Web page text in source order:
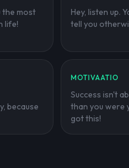
the most
life!
Hey, listen up.
tell you
because
MOTIVAATIO
Success isn't
than you were
got this!